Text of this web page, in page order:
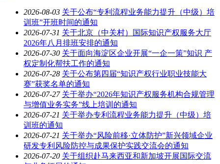
2026-08-03 关于公布“专利流程业务能力提升（中级）培
训班”开班时间的通知
2026-07-31 关于北京（中关村）国际知识产权服务大厅
2026年八月排班安排的通知
2026-07-30 关于面向海淀区企业开展“一企一策”知识 产
权定制化帮扶工作的通知
2026-07-28 关于公布第四届“知识产权行业职业技能大
赛”获奖名单的通知
2026-07-27 关于举办“2026年知识产权服务机构合规管理
与增值业务实务”线上培训的通知
2026-07-21 关于举办专利流程业务能力提升（中级）培
训班的通知
2026-07-21 关于举办“风险前移·立体防护”新兴领域企业
研发专利风险防控与成果保护实践交流会的通知
2026-07-20 关于组织赴马来西亚和新加坡开展国际交流